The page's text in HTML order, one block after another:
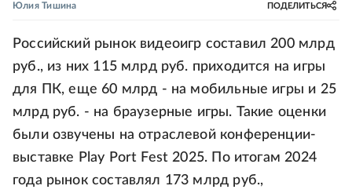
Юлия Тишина ПОДЕЛИТЬСЯ
Российский рынок видеоигр составил 200 млрд
руб., из них 115 млрд руб. приходится на игры
для ПК, еще 60 млрд - на мобильные игры и 25
млрд руб. - на браузерные игры. Такие оценки
были озвучены на отраслевой конференции-
выставке Play Port Fest 2025. По итогам 2024
года рынок составлял 173 млрд руб.,